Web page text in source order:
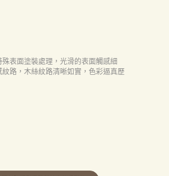
表面塗裝處理，光滑的表面觸感細
路，木絲紋路清晰如實，色彩逼真歷